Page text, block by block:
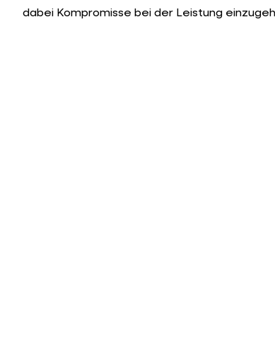
dabei Kompromisse bei der Leistung